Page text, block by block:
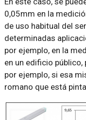
0,05mm en la
de uso habitual del
determinadas
por ejemplo, en la
en un edificio
por ejemplo, si esa
romano que está